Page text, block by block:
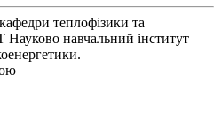
теплофізики та
навчальний інститут